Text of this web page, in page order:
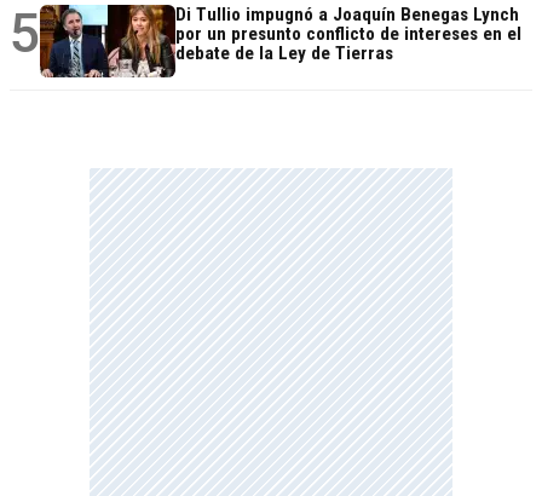
5
Di Tullio impugnó a Joaquín Benegas Lynch
por un presunto conflicto de intereses en el
debate de la Ley de Tierras